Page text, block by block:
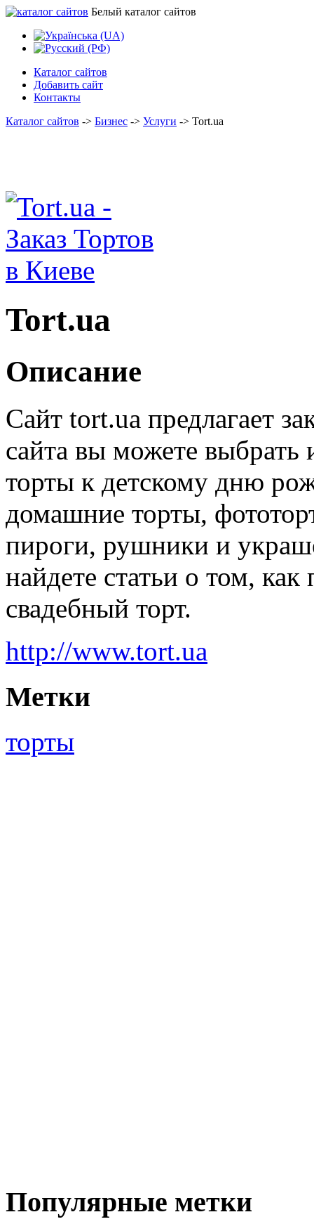
Белый каталог сайтов
Каталог сайтов
Добавить сайт
Контакты
Каталог сайтов -> Бизнес -> Услуги -> Tort.ua
Tort.ua
Описание
Сайт tort.ua предлагает
сайта вы можете выбрать
торты к детскому дню
домашние торты,
пироги, рушники и
найдете статьи о том,
свадебный торт.
http://www.tort.ua
Метки
торты
Популярные метки